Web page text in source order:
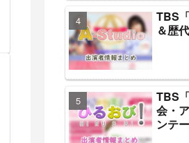
TBS
＆歴
TBS
会・
ンテ